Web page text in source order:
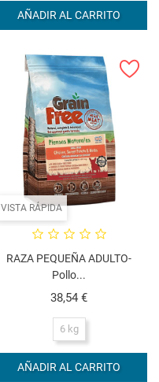
AÑADIR AL CARRITO
VISTA RÁPIDA
RAZA PEQUEÑA ADULTO-
Pollo...
38,54 €Precio
6 kg
AÑADIR AL CARRITO